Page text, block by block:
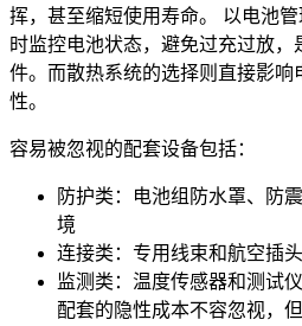
挥，甚至缩短使用寿命。 以电池
时监控电池状态，避免过充过放，
件。而散热系统的选择则直接影响
性。
容易被忽视的配套设备包括：
防护类： 电池组防水罩、防
境
连接类：专用线束和航空插
监测类：温度传感器和测试
配套的隐性成本不容忽视，